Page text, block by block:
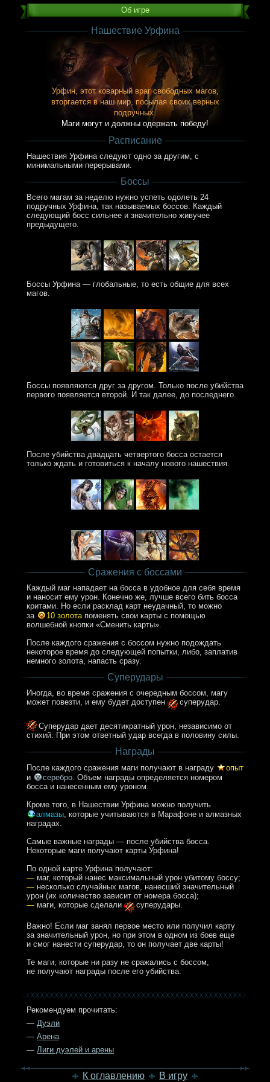
Об игре
Нашествие Урфина
Урфин, этот коварный враг свободных магов,
вторгается в наш мир, посылая своих верных
подручных.
Маги могут и должны одержать победу!
Расписание
Нашествия Урфина следуют одно за другим, с
минимальными перерывами.
Боссы
Всего магам за неделю нужно успеть одолеть 24
подручных Урфина, так называемых боссов. Каждый
следующий босс сильнее и значительно живучее
предыдущего.
Боссы Урфина — глобальные, то есть общие для всех
магов.
Боссы появляются друг за другом. Только после убийства
первого появляется второй. И так далее, до последнего.
После убийства двадцать четвертого босса остается
только ждать и готовиться к началу нового нашествия.
Сражения с боссами
Каждый маг нападает на босса в удобное для себя время
и наносит ему урон. Конечно же, лучше всего бить босса
критами. Но если расклад карт неудачный, то можно
за
10 золотапоменять свои карты с помощью
волшебной кнопки «Сменить карты».
После каждого сражения с боссом нужно подождать
некоторое время до следующей попытки, либо, заплатив
немного золота, напасть сразу.
Суперудары
Иногда, во время сражения с очередным боссом, магу
может повезти, и ему будет доступен
суперудар.
Cуперудар дает десятикратный урон, независимо от
стихий. При этом ответный удар всегда в половину силы.
Награды
После каждого сражения маги получают в награду
опыт
и
серебро. Объем награды определяется номером
босса и нанесенным ему уроном.
Кроме того, в Нашествии Урфина можно получить
алмазы, которые учитываются в Марафоне и алмазных
наградах.
Самые важные награды — после убийства босса.
Некоторые маги получают карты Урфина!
По одной карте Урфина получают:
— маг, который нанес максимальный урон убитому боссу;
— несколько случайных магов, нанесший значительный
урон (их количество зависит от номера босса);
— маги, которые сделали суперудары.
Важно! Если маг занял первое место или получил карту
за значительный урон, но при этом в одном из боев еще
и смог нанести суперудар, то он получает две карты!
Те маги, которые ни разу не сражались с боссом,
не получают награды после его убийства.
Рекомендуем прочитать:
— Дуэли
— Арена
— Лиги дуэлей и арены
К оглавлению В игру